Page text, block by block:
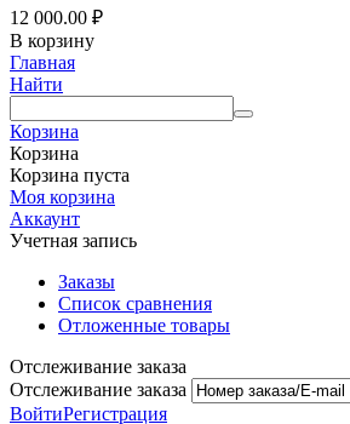
12 000.00 ₽
В корзину
Главная
Найти
Корзина
Корзина
Корзина пуста
Моя корзина
Аккаунт
Учетная запись
Заказы
Список сравнения
Отложенные товары
Отслеживание заказа
Отслеживание заказа
ВойтиРегистрация